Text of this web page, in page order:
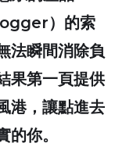
）的索
法瞬間消除負
果第一頁提供
港，讓點進去
你。